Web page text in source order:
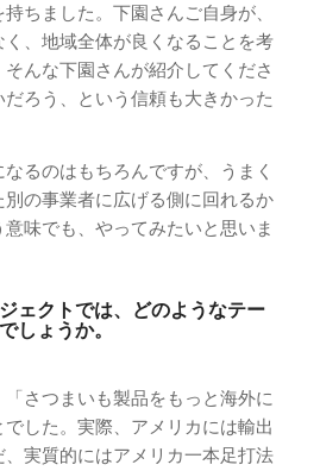
ちました。下園さんご自身が、
、地域全体が良くなることを考
んな下園さんが紹介してくださ
ろう、という信頼も大きかった
るのはもちろんですが、うまく
の事業者に広げる側に回れるか
味でも、やってみたいと思いま
ェクトでは、どのようなテー
しょうか。
さつまいも製品をもっと海外に
した。実際、アメリカには輸出
実質的にはアメリカ一本足打法